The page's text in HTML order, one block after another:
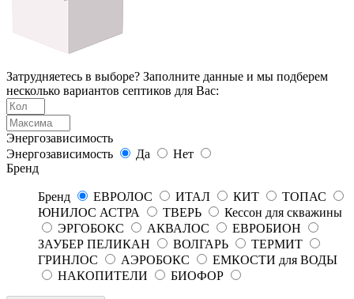
Затрудняетесь в выборе? Заполните данные и мы подберем
несколько вариантов септиков для Вас:
Энергозависимость
Энергозависимость
Да
Нет
Бренд
Бренд ЕВРОЛОС ИТАЛ КИТ
ТОПАС
ЮНИЛОС АСТРА
ТВЕРЬ
Кессон для скважины
ЭРГОБОКС
АКВАЛОС
ЕВРОБИОН
ЗАУБЕР ПЕЛИКАН
ВОЛГАРЬ
ТЕРМИТ
ГРИНЛОС
АЭРОБОКС
ЕМКОСТИ для ВОДЫ
НАКОПИТЕЛИ
БИОФОР